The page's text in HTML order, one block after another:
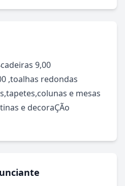
9,00
,toalhas redondas
e mesas
e decoraÇÃo